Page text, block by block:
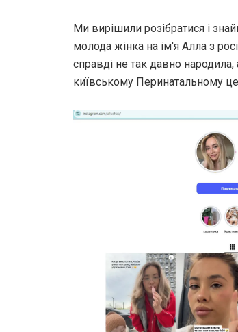
Ми вирішили розібратися і
молода жінка на ім'я Алла з
справді не так давно
київському Перинатальному